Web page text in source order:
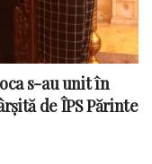
s-au unit în
de ÎPS Părinte